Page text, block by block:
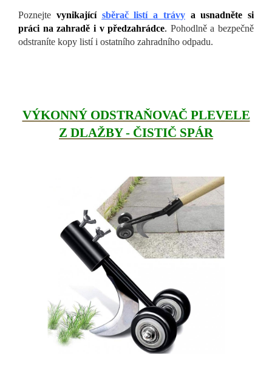
Poznejte vynikající sběrač listí a trávya usnadněte si
práci na zahradě i v předzahrádce. Pohodlně a bezpečně
odstraníte kopy listí i ostatního zahradního odpadu.
VÝKONNÝ ODSTRAŇOVAČ PLEVELE
Z DLAŽBY - ČISTIČ SPÁR